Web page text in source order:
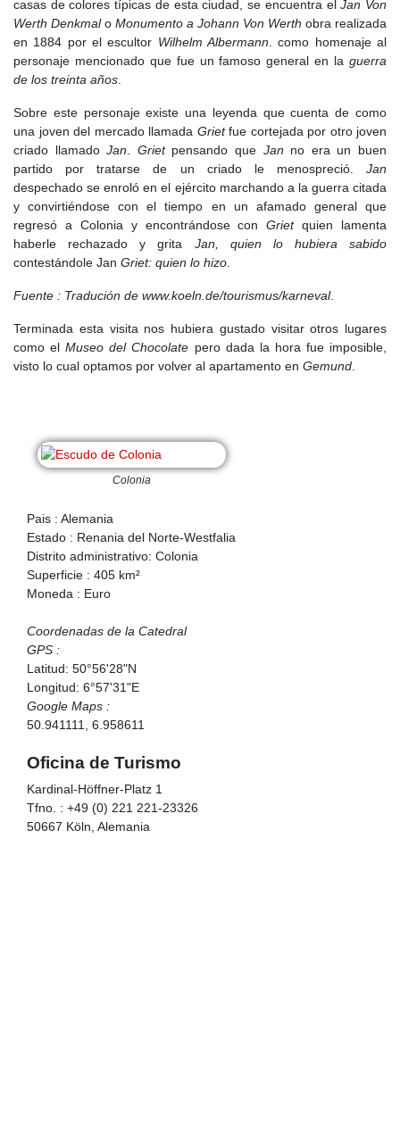
casas de colores típicas de esta ciudad, se encuentra elJan Von
Werth Denkmalo Monumento a Johann Von Werth obra realizada
en 1884 por el escultor Wilhelm Albermann. como homenaje al
personaje mencionado que fue un famoso general en la guerra
de los treinta años.
Sobre este personaje existe una leyenda que cuenta de como
una joven del mercado llamada Grietfue cortejada por otro joven
criado llamadoJan. Grietpensando que Jan no era un buen
partido por tratarse de un criado le menospreció. Jan
despechado se enroló en el ejército marchando a la guerra citada
y convirtiéndose con el tiempo en un afamado general que
regresó a Colonia y encontrándose conGrietquien lamenta
haberle rechazado y grita Jan, quien lo hubiera sabido
contestándole Jan Griet: quien lo hizo.
Fuente : Tradución de www.koeln.de/tourismus/karneval.
Terminada esta visita nos hubiera gustado visitar otros lugares
como elMuseo del Chocolate pero dada la hora fue imposible,
visto lo cual optamos por volver al apartamento en Gemund.
Colonia
Pais : Alemania
Estado : Renania del Norte-Westfalia
Distrito administrativo: Colonia
Superficie : 405 km²
Moneda : Euro
Coordenadas de la Catedral
GPS :
Latitud: 50°56'28"N
Longitud: 6°57'31"E
Google Maps :
50.941111, 6.958611
Oficina de Turismo
Kardinal-Höffner-Platz 1
Tfno. : +49 (0) 221 221-23326
50667 Köln, Alemania